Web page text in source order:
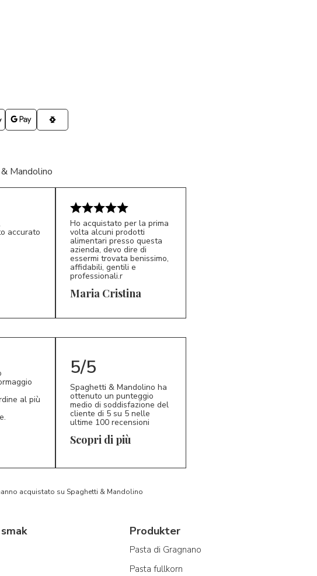
Mandolino
accurato
MC 5/5
Ho acquistato per la prima
volta alcuni prodotti
alimentari presso questa
azienda, devo dire di
essermi trovata benissimo,
affidabili, gentili e
professionali.r
Maria Cristina
al più
5/5
Spaghetti & Mandolino ha
ottenuto un punteggio
medio di soddisfazione del
cliente di 5 su 5 nelle
ultime 100 recensioni
Scopri di più
acquistato su Spaghetti & Mandolino
Produkter
Pasta di Gragnano
Pasta fullkorn